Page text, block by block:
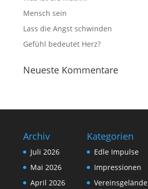
Mensch sein
Lass die Angst schwinden
Gefühl bedeutet Herz?
Neueste Kommentare
Archiv
Juli 2026
Mai 2026
April 2026
Kategorien
Edle Impulse
Impressionen
Vereinsgelände